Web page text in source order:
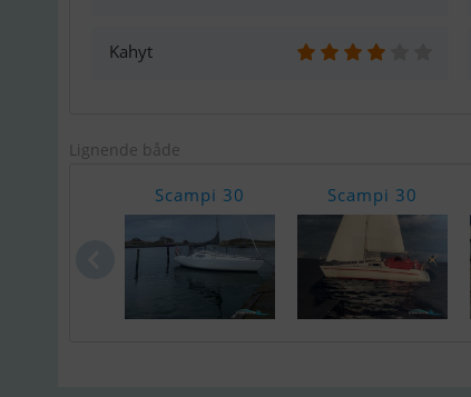
Kahyt
Lignende både
Scampi 30 Scampi 30